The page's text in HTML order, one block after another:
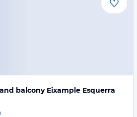
balcony Eixample Esquerra